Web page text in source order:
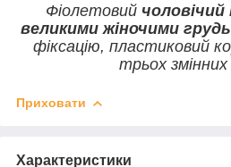
Фіолетовий чоловічий
великими жіночими
фіксацію, пластиковий
трьох змінних
Приховати
Характеристики